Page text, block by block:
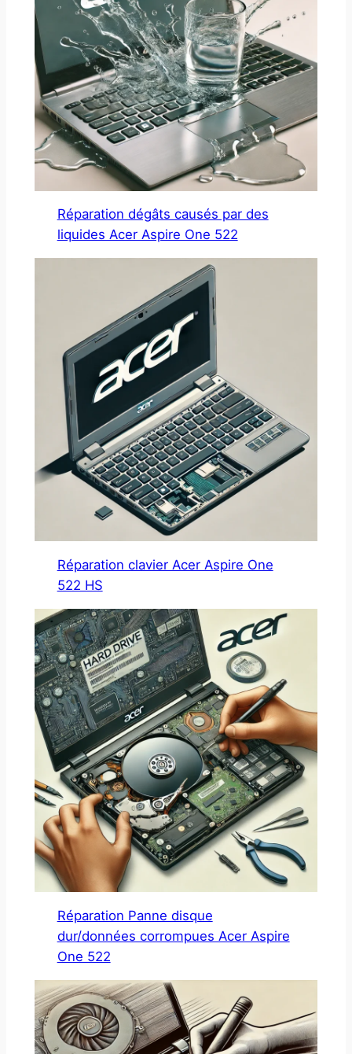
Réparation dégâts causés par des
liquides Acer Aspire One 522
Réparation clavier Acer Aspire One
522 HS
Réparation Panne disque
dur/données corrompues Acer Aspire
One 522